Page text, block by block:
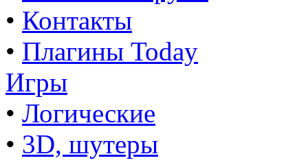
• Контакты
• Плагины Today
Игры
• Логические
• 3D, шутеры